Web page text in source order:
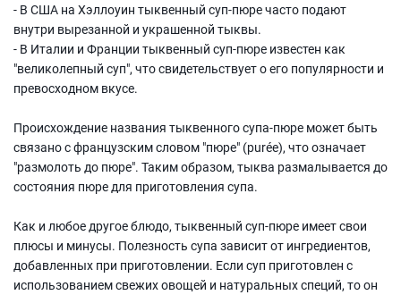
- В США на Хэллоуин тыквенный суп-пюре часто подают
внутри вырезанной и украшенной тыквы.
- В Италии и Франции тыквенный суп-пюре известен как
"великолепный суп", что свидетельствует о его популярности и
превосходном вкусе.
Происхождение названия тыквенного супа-пюре может быть
связано с французским словом "пюре" (purée), что означает
"размолоть до пюре". Таким образом, тыква размалывается до
состояния пюре для приготовления супа.
Как и любое другое блюдо, тыквенный суп-пюре имеет свои
плюсы и минусы. Полезность супа зависит от ингредиентов,
добавленных при приготовлении. Если суп приготовлен с
использованием свежих овощей и натуральных специй, то он